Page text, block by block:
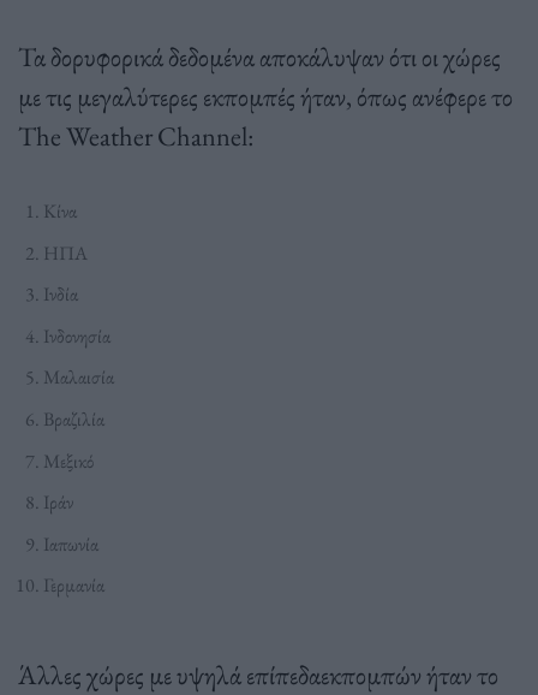
Τα δορυφορικά δεδομένα αποκάλυψαν ότι οι χώρες
με τις μεγαλύτερες εκπομπές ήταν, όπως ανέφερε το
The Weather Channel:
Κίνα
ΗΠΑ
Ινδία
Ινδονησία
Μαλαισία
Βραζιλία
Μεξικό
Ιράν
Ιαπωνία
Γερμανία
Άλλες χώρες με υψηλά επίπεδαεκπομπών ήταν το